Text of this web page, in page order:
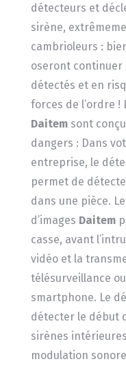
détecteurs et
sirène,
cambrioleurs :
oseront continuer
détectés et en
forces de l’ordre
Daitemsont
dangers : Dans
entreprise, le
permet de
dans une pièce.
d’images Daitem
casse, avant
vidéo et la
télésurveillance
smartphone. Le
détecter le début
sirènes
modulation